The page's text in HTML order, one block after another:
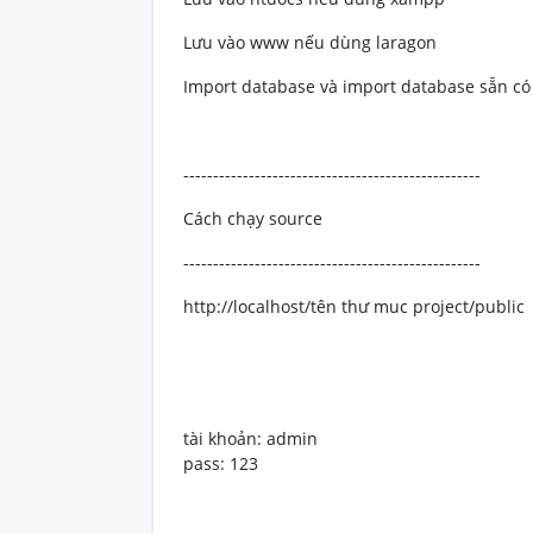
Lưu vào www nếu dùng laragon
Import database và import database sẵn
--------------------------------------------------
Cách chạy source
--------------------------------------------------
http://localhost/tên thư muc project/public
tài khoản: admin
pass: 123